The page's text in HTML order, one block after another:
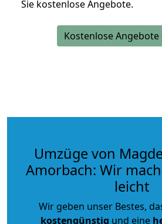
Sie kostenlose Angebote.
Kostenlose
Umzüge von
Amorbach: Wir
leicht
Wir geben unser Bestes,
kostengünstig und eine